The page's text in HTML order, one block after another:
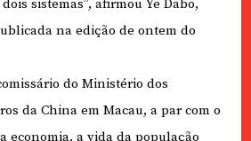
sistemas”, afirmou Ye Dabo,
na edição de ontem do
do Ministério dos
da China em Macau, a par com o
economia, a vida da população